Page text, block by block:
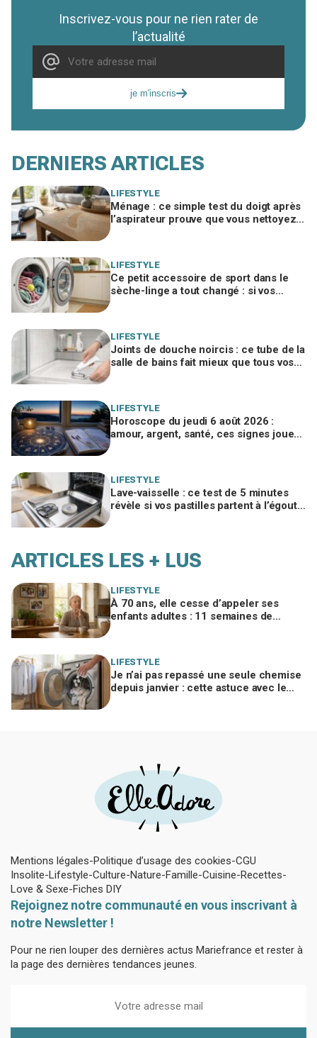
Inscrivez-vous pour ne rien rater de
l’actualité
je m'inscris
DERNIERS ARTICLES
LIFESTYLE
Ménage : ce simple test du doigt après
l’aspirateur prouve que vous nettoyez
LIFESTYLE
Ce petit accessoire de sport dans le
sèche-linge a tout changé : si vos
LIFESTYLE
Joints de douche noircis : ce tube de la
salle de bains fait mieux que tous vos
LIFESTYLE
Horoscope du jeudi 6 août 2026 :
amour, argent, santé, ces signes jouent
LIFESTYLE
Lave-vaisselle : ce test de 5 minutes
révèle si vos pastilles partent à l’égout
ARTICLES LES + LUS
LIFESTYLE
À 70 ans, elle cesse d’appeler ses
enfants adultes : 11 semaines de
LIFESTYLE
Je n’ai pas repassé une seule chemise
depuis janvier : cette astuce avec le
Mentions légales Politique d’usage des cookies CGU
Insolite Lifestyle Culture Nature Famille Cuisine Recettes
Love & Sexe Fiches DIY
Rejoignez notre communauté en vous inscrivant à
notre Newsletter !
Pour ne rien louper des dernières actus Mariefrance et rester à
la page des dernières tendances jeunes.